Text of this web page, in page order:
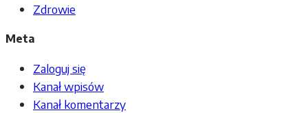
Zdrowie
Meta
Zaloguj się
Kanał wpisów
Kanał komentarzy